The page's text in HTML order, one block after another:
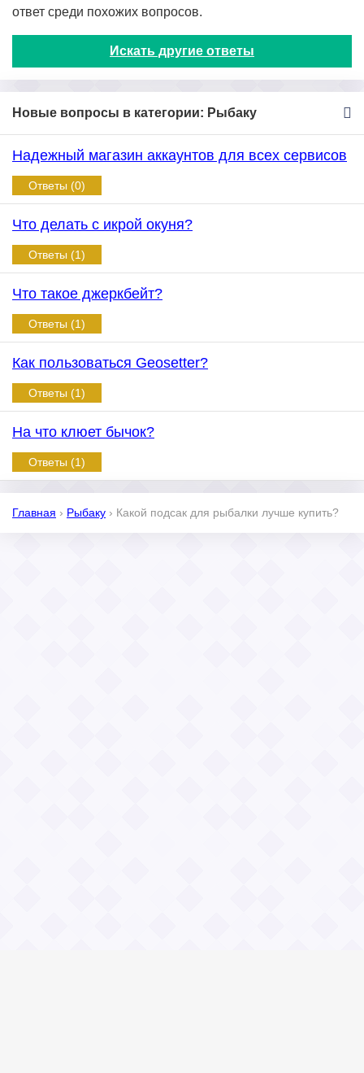
ответ среди похожих вопросов.
Искать другие ответы
Новые вопросы в категории: Рыбаку
Надежный магазин аккаунтов для всех сервисов
Ответы (0)
Что делать с икрой окуня?
Ответы (1)
Что такое джеркбейт?
Ответы (1)
Как пользоваться Geosetter?
Ответы (1)
На что клюет бычок?
Ответы (1)
Главная › Рыбаку › Какой подсак для рыбалки лучше купить?